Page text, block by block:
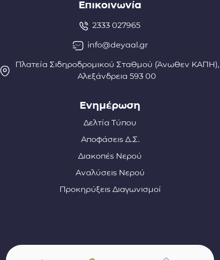
Επικοινωνία
2333 027965
info@deyaal.gr
Πλατεία Σιδηροδρομικού Σταθμού (Άνωθεν ΚΑΠΗ),
Αλεξάνδρεια 593 00
Ενημέρωση
Δελτία Τύπου
Αποφάσεις Δ.Σ.
Διακοπές Νερού
Αναλύσεις Νερού
Προκηρύξεις Διαγωνισμοί
Σύνδεσμοι φορέων και συνεργατών
(ανοίγει σε νέο παράθυρο)